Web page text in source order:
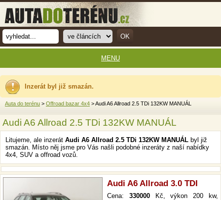
Inzerát byl již smazán.
Auta do terénu > Offroad bazar 4x4 > Audi A6 Allroad 2.5 TDi 132KW MANUÁL
Audi A6 Allroad 2.5 TDi 132KW MANUÁL
Litujeme, ale inzerát Audi A6 Allroad 2.5 TDi 132KW MANUÁL byl již
smazán. Místo něj jsme pro Vás našli podobné inzeráty z naší nabídky
4x4, SUV a offroad vozů.
Audi A6 Allroad 3.0 TDI
Cena: 330000Kč, výkon 200 kw,
MENU